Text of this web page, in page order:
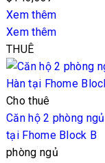
Xem thêm
Xem thêm
THUÊ
Cho thuê
Căn hộ 2 phòng
tại Fhome Block B
phòng ngủ